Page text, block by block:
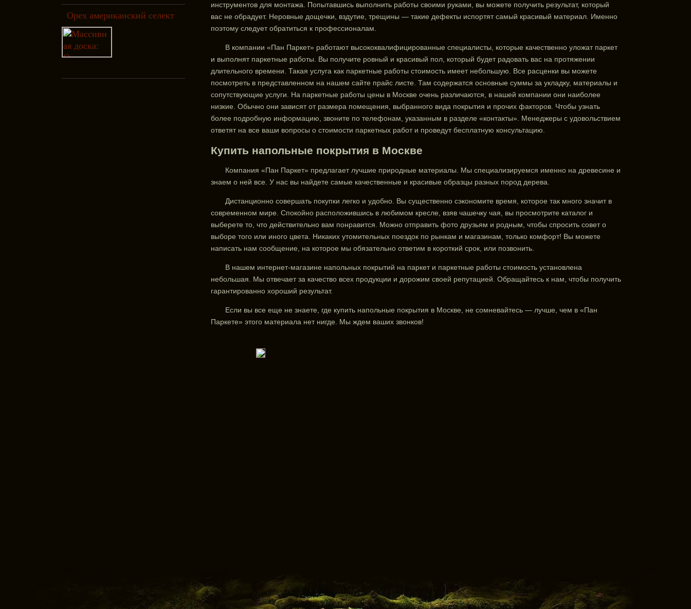
Орех американский селект
инструментов для монтажа. Попытавшись выполнить работы своими руками, вы можете получить результат, который
вас не обрадует. Неровные дощечки, вздутие, трещины — такие дефекты испортят самый красивый материал. Именно
поэтому следует обратиться к профессионалам.
В компании «Пан Паркет» работают высококвалифицированные специалисты, которые качественно уложат паркет
и выполнят паркетные работы. Вы получите ровный и красивый пол, который будет радовать вас на протяжении
длительного времени. Такая услуга как паркетные работы стоимость имеет небольшую. Все расценки вы можете
посмотреть в представленном на нашем сайте прайс листе. Там содержатся основные суммы за укладку, материалы и
сопутствующие услуги. На паркетные работы цены в Москве очень различаются, в нашей компании они наиболее
низкие. Обычно они зависят от размера помещения, выбранного вида покрытия и прочих факторов. Чтобы узнать
более подробную информацию, звоните по телефонам, указанным в разделе «контакты». Менеджеры с удовольствием
ответят на все ваши вопросы о стоимости паркетных работ и проведут бесплатную консультацию.
Купить напольные покрытия в Москве
Компания «Пан Паркет» предлагает лучшие природные материалы. Мы специализируемся именно на древесине и
знаем о ней все. У нас вы найдете самые качественные и красивые образцы разных пород дерева.
Дистанционно совершать покупки легко и удобно. Вы существенно сэкономите время, которое так много значит в
современном мире. Спокойно расположившись в любимом кресле, взяв чашечку чая, вы просмотрите каталог и
выберете то, что действительно вам понравится. Можно отправить фото друзьям и родным, чтобы спросить совет о
выборе того или иного цвета. Никаких утомительных поездок по рынкам и магазинам, только комфорт! Вы можете
написать нам сообщение, на которое мы обязательно ответим в короткий срок, или позвонить.
В нашем интернет-магазине напольных покрытий на паркет и паркетные работы стоимость установлена
небольшая. Мы отвечает за качество всех продукции и дорожим своей репутацией. Обращайтесь к нам, чтобы получить
гарантированно хороший результат.
Если вы все еще не знаете, где купить напольные покрытия в Москве, не сомневайтесь — лучше, чем в «Пан
Паркете» этого материала нет нигде. Мы ждем ваших звонков!